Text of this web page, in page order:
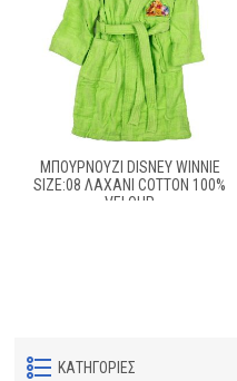
ΜΠΟΥΡΝΟΥΖΙ DISNEY WINNIE
SIZE:08 ΛΑΧΑΝΙ COTTON 100%
VELOUR
ΚΑΤΗΓΟΡΊΕΣ